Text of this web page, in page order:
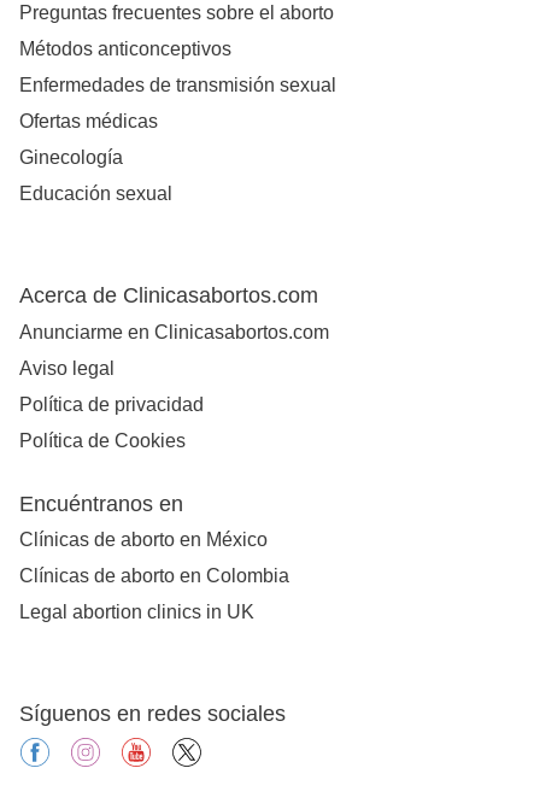
Preguntas frecuentes sobre el aborto
Métodos anticonceptivos
Enfermedades de transmisión sexual
Ofertas médicas
Ginecología
Educación sexual
Acerca de Clinicasabortos.com
Anunciarme en Clinicasabortos.com
Aviso legal
Política de privacidad
Política de Cookies
Encuéntranos en
Clínicas de aborto en México
Clínicas de aborto en Colombia
Legal abortion clinics in UK
Síguenos en redes sociales
facebookinstagramyoutube